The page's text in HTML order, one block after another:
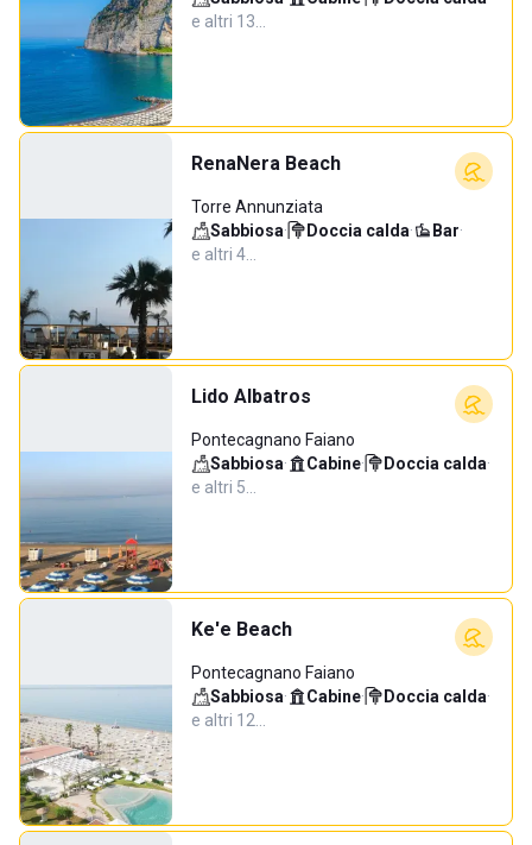
e altri 13…
RenaNera Beach
Torre Annunziata
Sabbiosa· Doccia calda· Bar·
e altri 4…
Lido Albatros
Pontecagnano Faiano
Sabbiosa· Cabine· Doccia calda·
e altri 5…
Ke'e Beach
Pontecagnano Faiano
Sabbiosa· Cabine· Doccia calda·
e altri 12…